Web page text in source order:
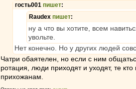
гость001 пишет:
Raudex пишет:
ну а что вы хотите, всем
увольте.
Нет конечно. Но у других людей
Чатри обаятелен, но если с ним
ротация, люди приходят и уходят, те
прихожанам.